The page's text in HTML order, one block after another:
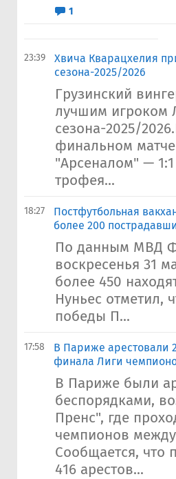
1
23:39
Хвича Кварацхелия
сезона-2025/2026
Грузинский
лучшим игроком
сезона-2025/
финальном
"Арсеналом" —
трофея...
18:27
Постфутбольная
более 200
По данным МВД
воскресенья 31
более 450
Нуньес отметил,
победы П...
17:58
В Париже арестовали
финала Лиги
В Париже были
беспорядками,
Пренс", где
чемпионов
Сообщается, что
416 арестов...